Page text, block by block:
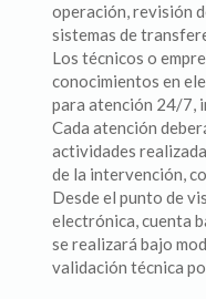
operación, revisión
sistemas de
Los técnicos o
conocimientos en
para atención 24/7,
Cada atención
actividades
de la intervención,
Desde el punto de
electrónica, cuenta
se realizará bajo
validación técnica